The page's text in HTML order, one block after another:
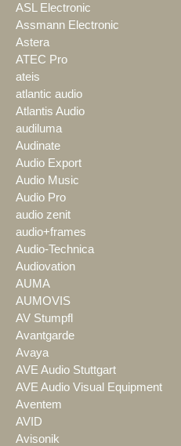
ASL Electronic
Assmann Electronic
Astera
ATEC Pro
ateis
atlantic audio
Atlantis Audio
audiluma
Audinate
Audio Export
Audio Music
Audio Pro
audio zenit
audio+frames
Audio-Technica
Audiovation
AUMA
AUMOVIS
AV Stumpfl
Avantgarde
Avaya
AVE Audio Stuttgart
AVE Audio Visual Equipment
Aventem
AVID
Avisonik